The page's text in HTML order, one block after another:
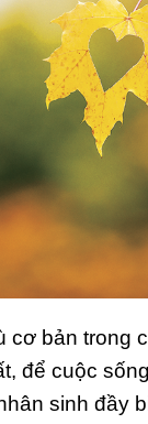
cơ bản trong
để cuộc
sinh đầy